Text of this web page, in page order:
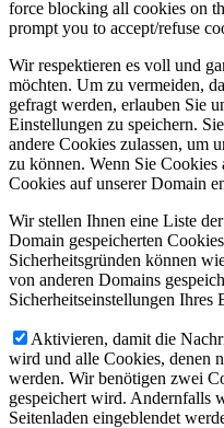
force blocking all cookies on
prompt you to accept/refuse
Wir respektieren es voll und
möchten. Um zu vermeiden,
gefragt werden, erlauben Sie
Einstellungen zu speichern.
andere Cookies zulassen, um
zu können. Wenn Sie Cookies
Cookies auf unserer Domain
Wir stellen Ihnen eine Liste
Domain gespeicherten
Sicherheitsgründen können
von anderen Domains
Sicherheitseinstellungen Ihres
Aktivieren, damit die
wird und alle Cookies, denen
werden. Wir benötigen zwei
gespeichert wird. Andernfalls
Seitenladen eingeblendet